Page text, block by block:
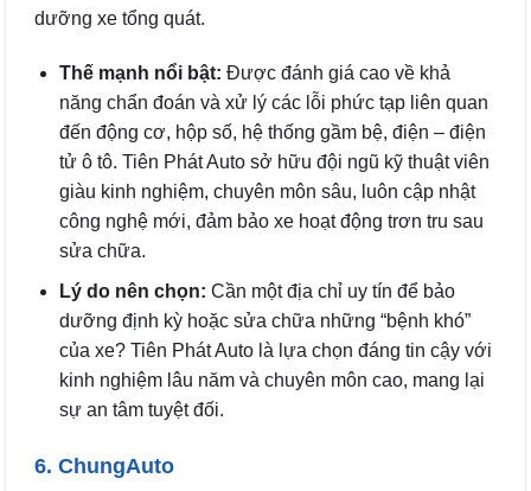
dưỡng xe tổng quát.
Thế mạnh nổi bật: Được đánh giá cao về khả
năng chẩn đoán và xử lý các lỗi phức tạp liên quan
đến động cơ, hộp số, hệ thống gầm bệ, điện – điện
tử ô tô. Tiên Phát Auto sở hữu đội ngũ kỹ thuật viên
giàu kinh nghiệm, chuyên môn sâu, luôn cập nhật
công nghệ mới, đảm bảo xe hoạt động trơn tru sau
sửa chữa.
Lý do nên chọn: Cần một địa chỉ uy tín để bảo
dưỡng định kỳ hoặc sửa chữa những “bệnh khó”
của xe? Tiên Phát Auto là lựa chọn đáng tin cậy với
kinh nghiệm lâu năm và chuyên môn cao, mang lại
sự an tâm tuyệt đối.
6. ChungAuto